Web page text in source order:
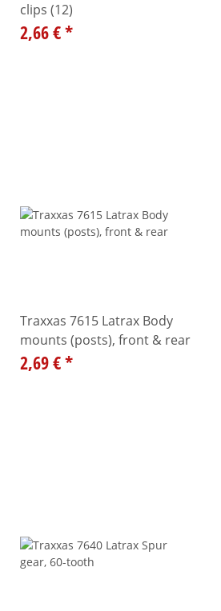
clips (12)
2,66 €*
Traxxas 7615 Latrax Body
mounts (posts), front & rear
2,69 €*